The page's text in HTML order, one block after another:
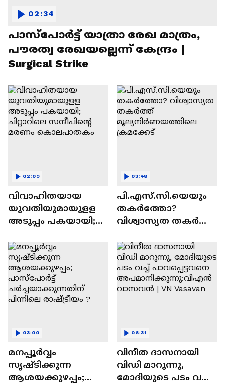
പാസ്‌പോര്‍ട്ട് യാത്രാ രേഖ മാത്രം,
പൗരത്വ രേഖയല്ലെന്ന് കേന്ദ്രം |
Surgical Strike
02:34
വിവാഹിതയായ
യുവതിയുമായുളള
അടുപ്പം പകയായി;
മരണം
കൊലപാതകം
02:09
പി.എസ്.സി.യെയും
തകർത്തോ?
വിശ്വാസ്യത തകർത്ത്
ക്രമക്കേട്
03:48
മനപ്പൂര്‍വ്വം
സൃഷ്ടിക്കുന്ന
ആശയക്കുഴപ്പം;
03:00
വിനീത ദാസനായി
വിഡി മാറുന്നു,
മോദിയുടെ പടം വച്ച്
06:31